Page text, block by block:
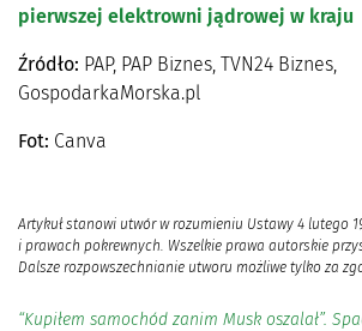
pierwszej elektrowni jądrowej w kraju
Źródło: PAP, PAP Biznes, TVN24 Biznes,
GospodarkaMorska.pl
Fot: Canva
Artykuł stanowi utwór w rozumieniu Ustawy 4 lutego
i prawach pokrewnych. Wszelkie prawa autorskie
Dalsze rozpowszechnianie utworu możliwe tylko za
“Kupiłem samochód zanim Musk oszalał”.